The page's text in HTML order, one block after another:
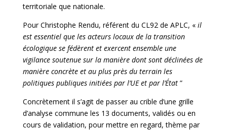
territoriale que nationale.
Pour Christophe Rendu, référent du CL92 de APLC, « il
est essentiel que les acteurs locaux de la transition
écologique se fédèrent et exercent ensemble une
vigilance soutenue sur la manière dont sont déclinées de
manière concrète et au plus près du terrain les
politiques publiques initiées par l’UE et par l’État”
Concrètement il s’agit de passer au crible d’une grille
d’analyse commune les 13 documents, validés ou en
cours de validation, pour mettre en regard, thème par